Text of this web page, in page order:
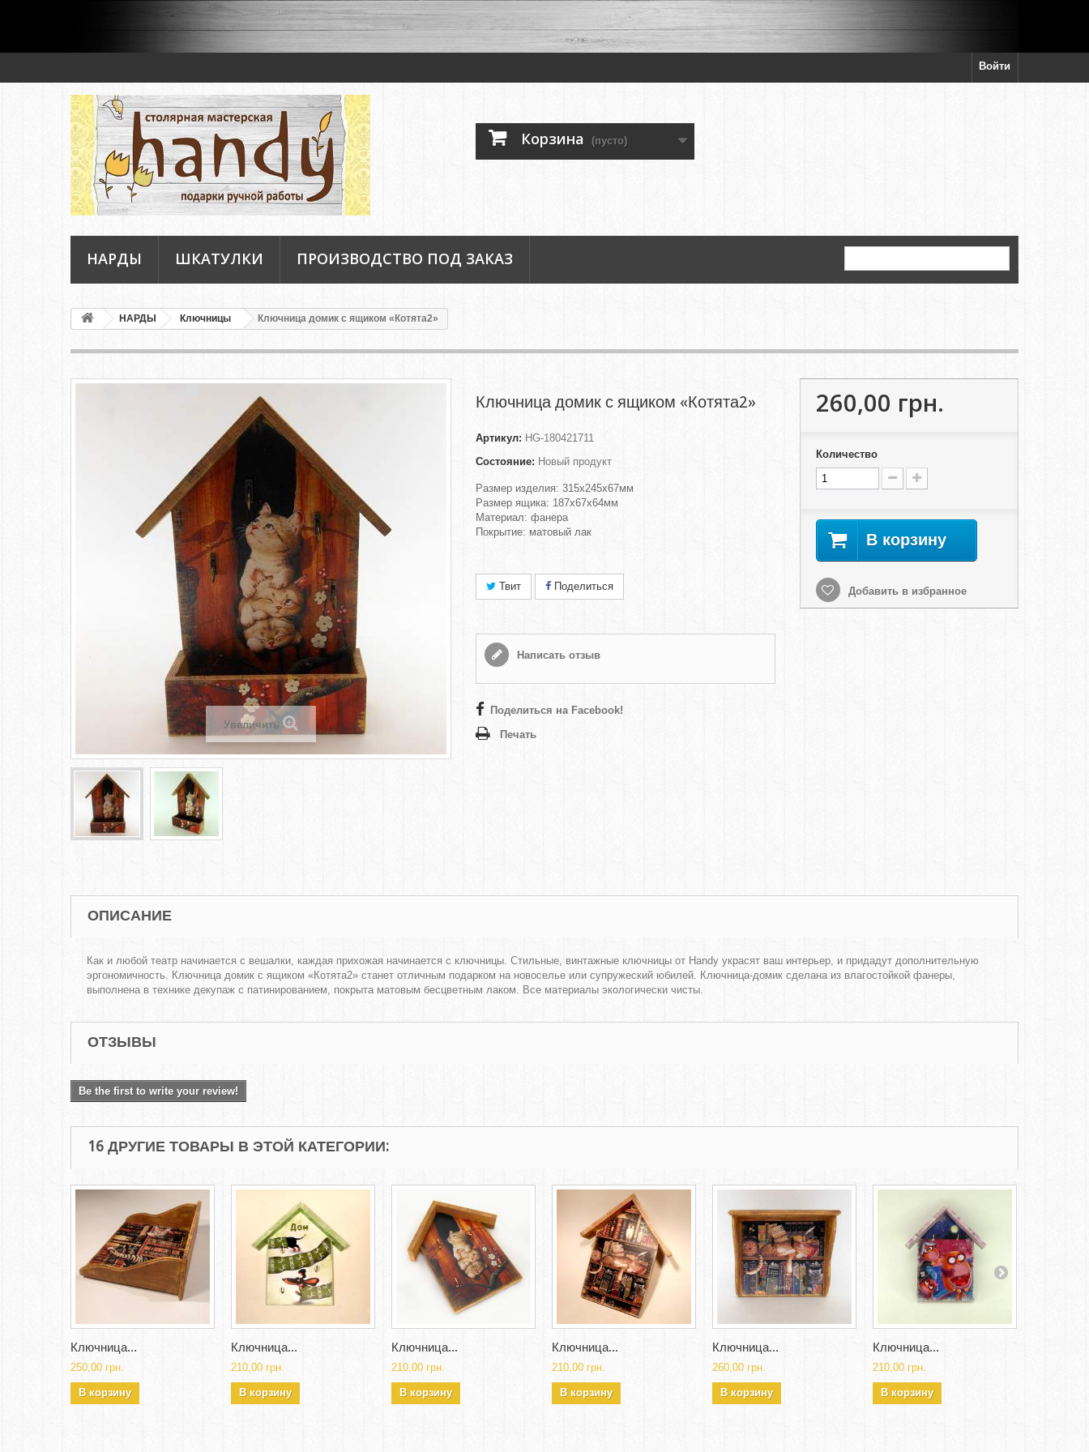
Войти
Корзина (пусто)
НАРДЫ ШКАТУЛКИ ПРОИЗВОДСТВО ПОД ЗАКАЗ
НАРДЫ Ключницы Ключница домик с ящиком «Котята2»
Увеличить
Ключница домик с ящиком «Котята2»
Артикул: HG-180421711
Состояние: Новый продукт
Размер изделия: 315х245х67мм
Размер ящика: 187х67х64мм
Материал: фанера
Покрытие: матовый лак
Твит Поделиться
Написать отзыв
Поделиться на Facebook!
Печать
260,00 грн.
Количество
В корзину
Добавить в избранное
ОПИСАНИЕ
Как и любой театр начинается с вешалки, каждая прихожая начинается с ключницы. Стильные, винтажные ключницы от Handy украсят ваш интерьер, и придадут дополнительную
эргономичность. Ключница домик с ящиком «Котята2» станет отличным подарком на новоселье или супружеский юбилей. Ключница-домик сделана из влагостойкой фанеры,
выполнена в технике декупаж с патинированием, покрыта матовым бесцветным лаком. Все материалы экологически чисты.
ОТЗЫВЫ
Be the first to write your review!
16 ДРУГИЕ ТОВАРЫ В ЭТОЙ КАТЕГОРИИ:
Ключница...
250,00 грн.
В корзину
Ключница...
210,00 грн.
В корзину
Ключница...
210,00 грн.
В корзину
Ключница...
210,00 грн.
В корзину
Ключница...
260,00 грн.
В корзину
Ключница...
210,00 грн.
В корзину